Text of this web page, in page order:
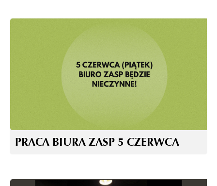
PRACA BIURA ZASP 5 CZERWCA